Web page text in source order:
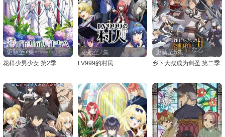
更新至7集
花样少男少女 第2季
更新至7集
LV999的村民
更新至5集
乡下大叔成为剑圣 第二季